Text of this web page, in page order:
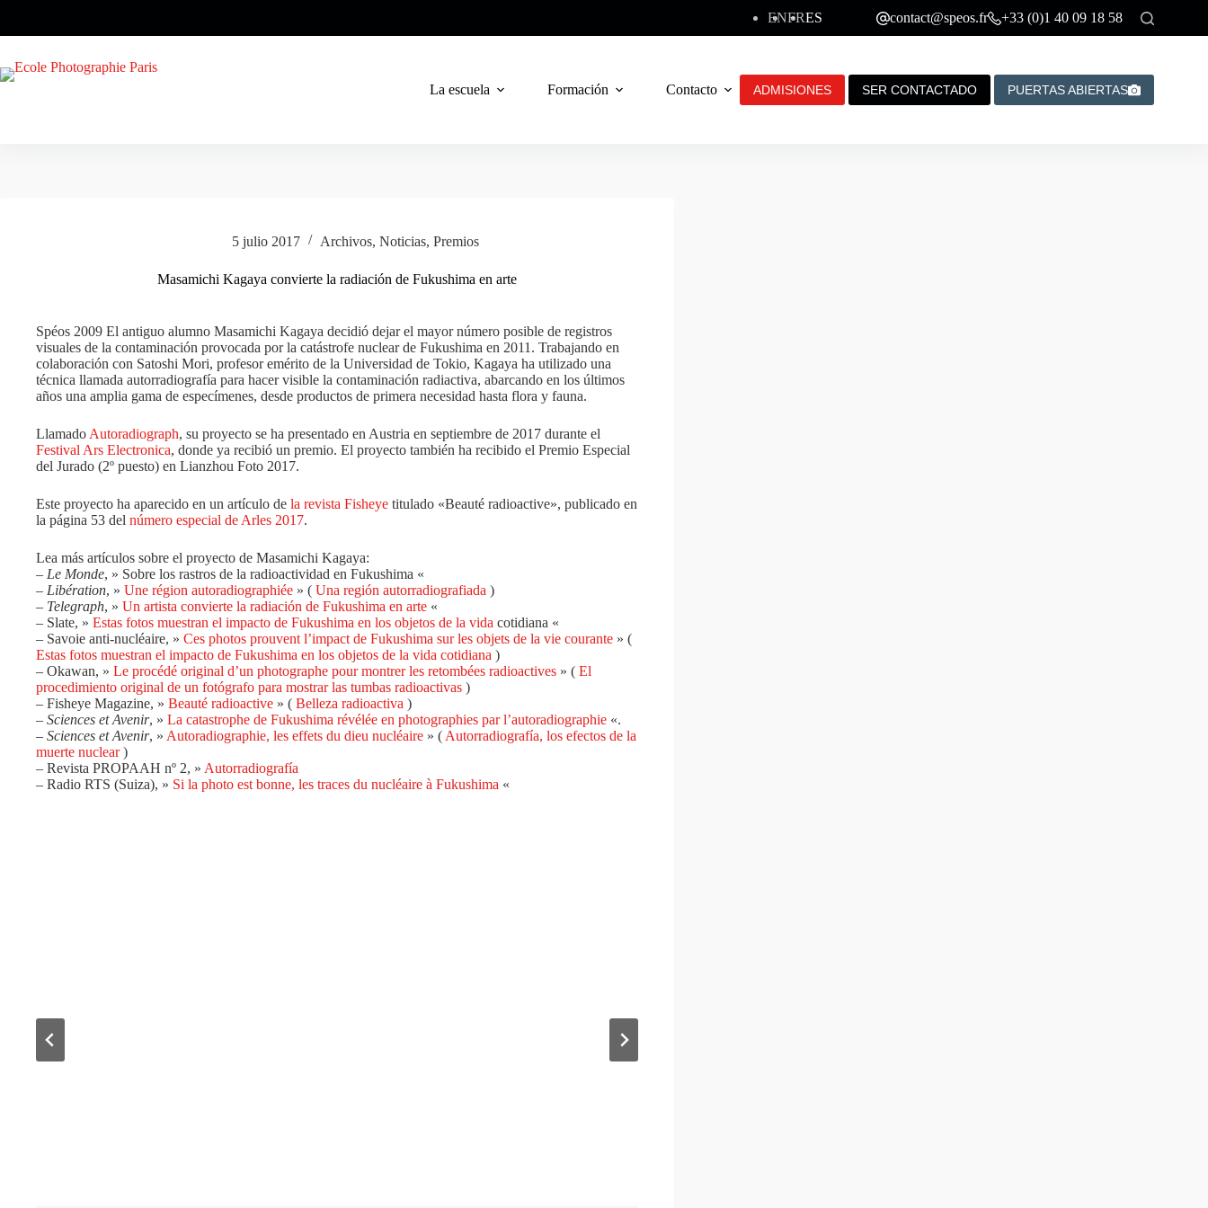
contenido
ENFRES contact@speos.fr +33 (0)1 40 09 18 58
La escuela Formación Contacto ADMISIONES SER CONTACTADO PUERTAS ABIERTAS
5 julio 2017 Archivos, Noticias, Premios
Masamichi Kagaya convierte la radiación de Fukushima en arte
Spéos 2009 El antiguo alumno Masamichi Kagaya decidió dejar el mayor número posible de registros
visuales de la contaminación provocada por la catástrofe nuclear de Fukushima en 2011. Trabajando en
colaboración con Satoshi Mori, profesor emérito de la Universidad de Tokio, Kagaya ha utilizado una
técnica llamada autorradiografía para hacer visible la contaminación radiactiva, abarcando en los últimos
años una amplia gama de especímenes, desde productos de primera necesidad hasta flora y fauna.
Llamado Autoradiograph, su proyecto se ha presentado en Austria en septiembre de 2017 durante el
Festival Ars Electronica, donde ya recibió un premio. El proyecto también ha recibido el Premio Especial
del Jurado (2º puesto) en Lianzhou Foto 2017.
Este proyecto ha aparecido en un artículo de la revista Fisheye titulado «Beauté radioactive», publicado en
la página 53 del número especial de Arles 2017.
Lea más artículos sobre el proyecto de Masamichi Kagaya:
– Le Monde, » Sobre los rastros de la radioactividad en Fukushima «
– Libération, » Une région autoradiographiée » ( Una región autorradiografiada )
– Telegraph, » Un artista convierte la radiación de Fukushima en arte «
– Slate, » Estas fotos muestran el impacto de Fukushima en los objetos de la vida cotidiana «
– Savoie anti-nucléaire, » Ces photos prouvent l’impact de Fukushima sur les objets de la vie courante » (
Estas fotos muestran el impacto de Fukushima en los objetos de la vida cotidiana )
– Okawan, » Le procédé original d’un photographe pour montrer les retombées radioactives » ( El
procedimiento original de un fotógrafo para mostrar las tumbas radioactivas )
– Fisheye Magazine, » Beauté radioactive » ( Belleza radioactiva )
– Sciences et Avenir, » La catastrophe de Fukushima révélée en photographies par l’autoradiographie «.
– Sciences et Avenir, » Autoradiographie, les effets du dieu nucléaire » ( Autorradiografía, los efectos de la
muerte nuclear)
– Revista PROPAAH nº 2, » Autorradiografía
– Radio RTS (Suiza), » Si la photo est bonne, les traces du nucléaire à Fukushima «